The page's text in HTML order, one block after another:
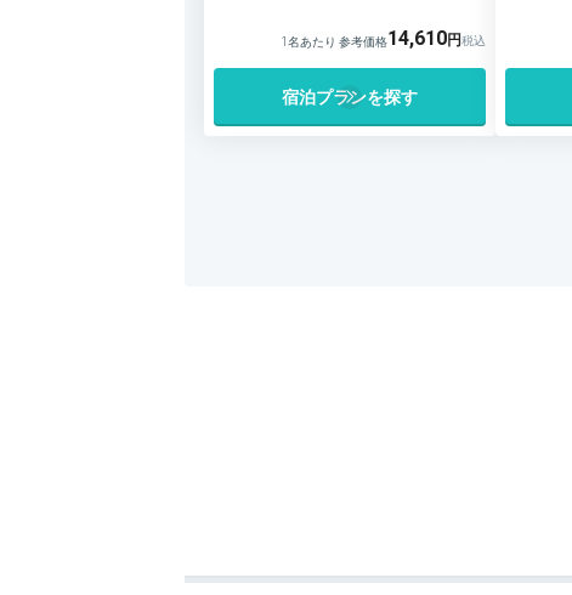
1名あたり 参考価格14,610
宿泊プランを探す